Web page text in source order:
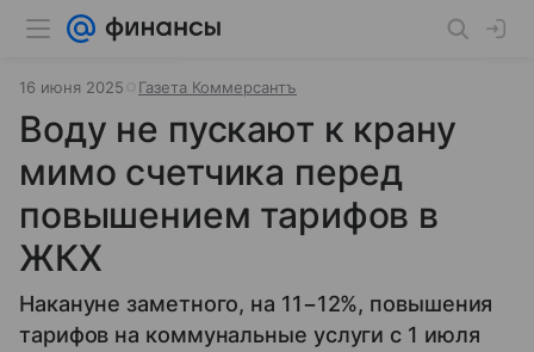
16 июня 2025 Газета Коммерсантъ
Воду не пускают к крану
мимо счетчика перед
повышением тарифов в
ЖКХ
Накануне заметного, на 11−12%, повышения
тарифов на коммунальные услуги с 1 июля